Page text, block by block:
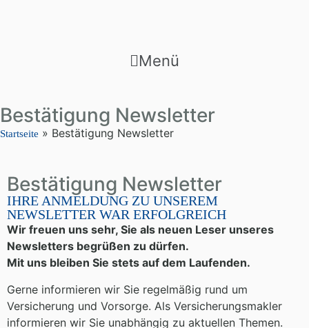
Menü
Bestätigung Newsletter
Startseite » Bestätigung Newsletter
Bestätigung Newsletter
IHRE ANMELDUNG ZU UNSEREM
NEWSLETTER WAR ERFOLGREICH
Wir freuen uns sehr, Sie als neuen Leser unseres
Newsletters begrüßen zu dürfen.
Mit uns bleiben Sie stets auf dem Laufenden.
Gerne informieren wir Sie regelmäßig rund um
Versicherung und Vorsorge. Als Versicherungsmakler
informieren wir Sie unabhängig zu aktuellen Themen.